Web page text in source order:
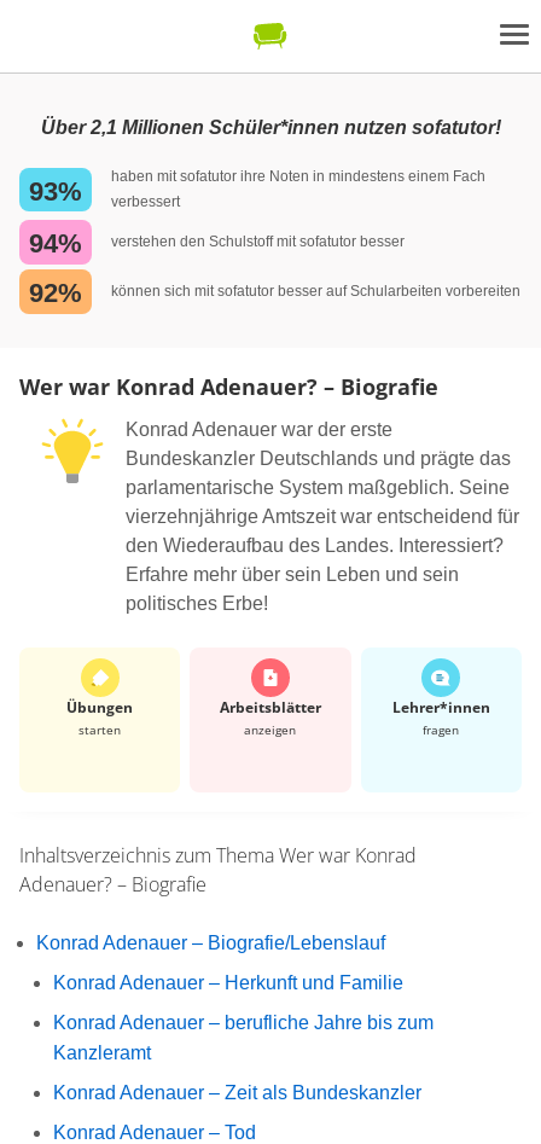
Über 2,1 Millionen Schüler*innen nutzen sofatutor!
93%
haben mit sofatutor ihre Noten in mindestens einem Fach
verbessert
94% verstehen den Schulstoff mit sofatutor besser
92% können sich mit sofatutor besser auf Schularbeiten vorbereiten
Wer war Konrad Adenauer? – Biografie
Konrad Adenauer war der erste
Bundeskanzler Deutschlands und prägte das
parlamentarische System maßgeblich. Seine
vierzehnjährige Amtszeit war entscheidend für
den Wiederaufbau des Landes. Interessiert?
Erfahre mehr über sein Leben und sein
politisches Erbe!
Übungen
starten
Arbeits­blätter
anzeigen
Lehrer*​innen
fragen
Inhaltsverzeichnis zum ThemaWer war Konrad
Adenauer? – Biografie
Konrad Adenauer – Biografie/Lebenslauf
Konrad Adenauer – Herkunft und Familie
Konrad Adenauer – berufliche Jahre bis zum
Kanzleramt
Konrad Adenauer – Zeit als Bundeskanzler
Konrad Adenauer – Tod